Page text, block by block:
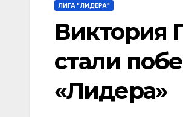
ЛИГА "ЛИДЕРА"
Виктория
стали
«Лидера»